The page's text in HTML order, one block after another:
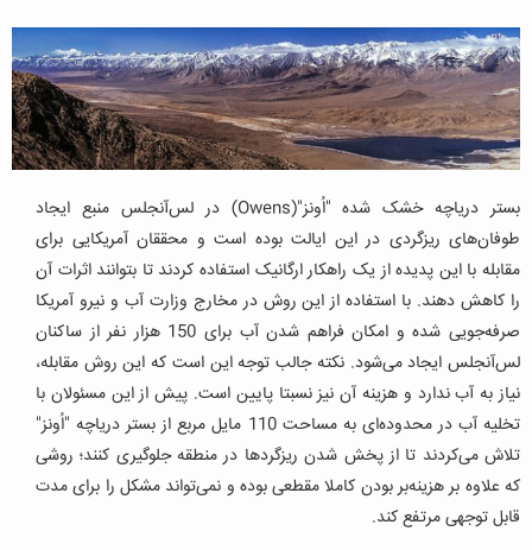
بستر دریاچه خشک شده "اُونز"(Owens) در لس‌آنجلس منبع ایجاد
طوفان‌های ریزگردی در این ایالت بوده است و محققان آمریکایی برای
مقابله با این پدیده از یک راهکار ارگانیک استفاده کردند تا بتوانند اثرات آن
را کاهش دهند. با استفاده از این روش در مخارج وزارت آب و نیرو آمریکا
صرفه‌جویی شده و امکان فراهم شدن آب برای 150 هزار نفر از ساکنان
لس‌آنجلس ایجاد می‌شود. نکته جالب توجه این است که این روش مقابله،
نیاز به آب ندارد و هزینه آن نیز نسبتا پایین است. پیش از این مسئولان با
تخلیه آب در محدوده‌ای به مساحت 110 مایل مربع از بستر دریاچه "اُونز"
تلاش می‌کردند تا از پخش شدن ریزگردها در منطقه جلوگیری کنند؛ روشی
که علاوه بر هزینه‌بر بودن کاملا مقطعی بوده و نمی‌تواند مشکل را برای مدت
قابل توجهی مرتفع کند.